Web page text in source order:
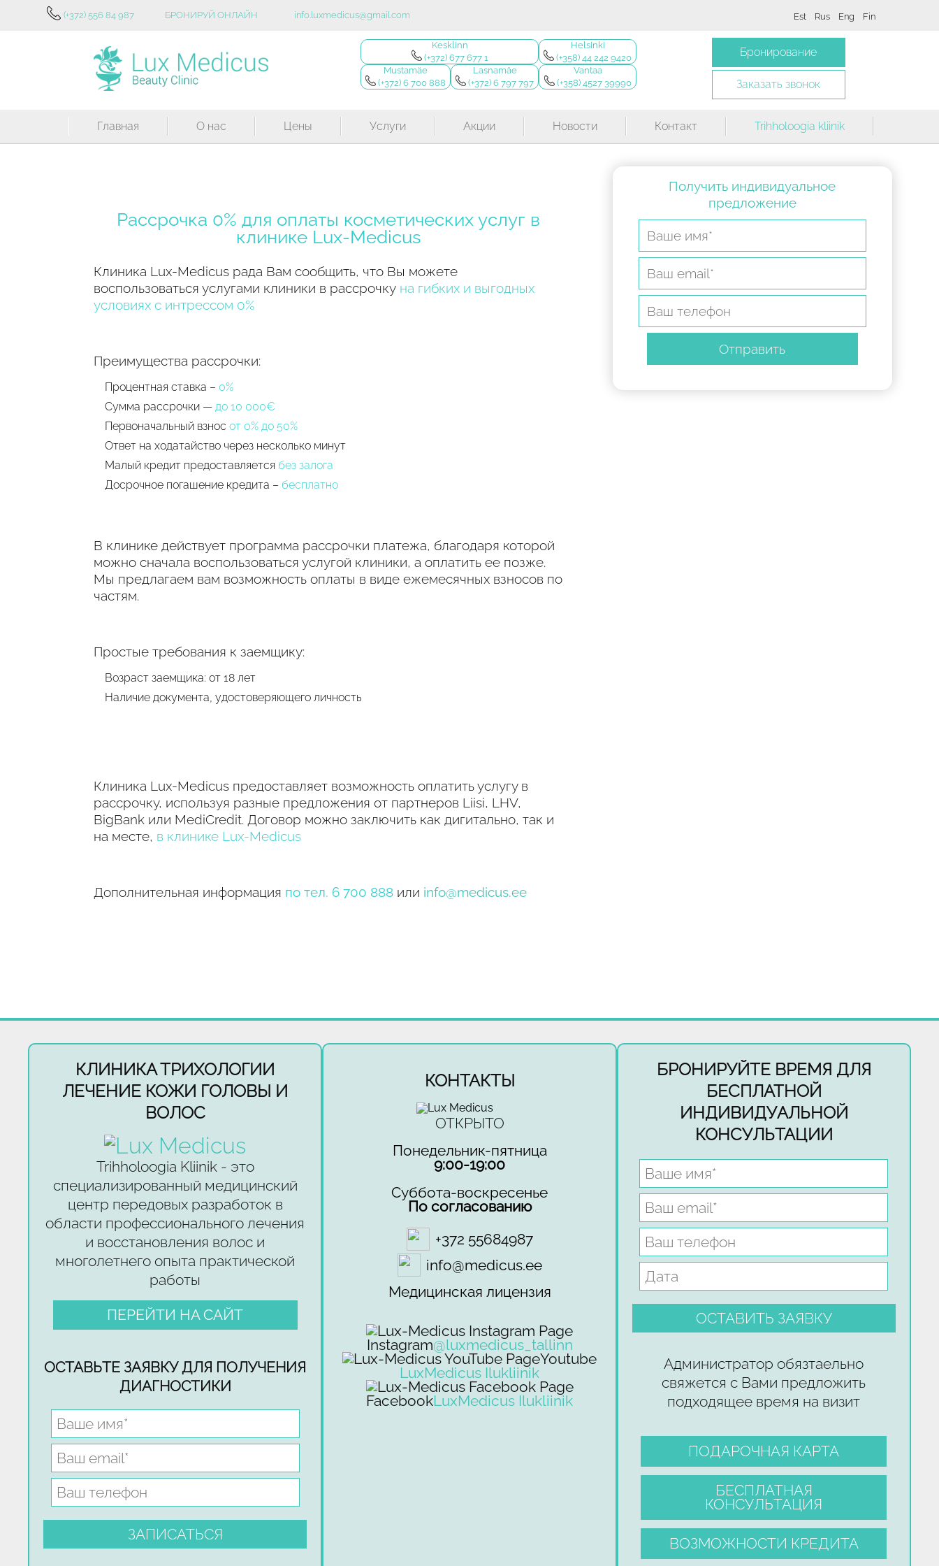
(+372) 556 84 987 БРОНИРУЙ ОНЛАЙН info.luxmedicus@gmail.com Est Rus Eng Fin
Kesklinn
(+372) 677 677 1
Mustamäe
(+372) 6 700 888
Lasnamäe
(+372) 6 797 797
Helsinki
(+358) 44 242 9420
Vantaa
(+358) 4527 39990
Бронирование
Заказать звонок
Главная О нас Цены Услуги Акции Новости Контакт Trihholoogia kliinik
Расcрочка 0% для оплаты косметических услуг в
клинике Lux-Medicus
Клиника Lux-Medicus рада Вам сообщить, что Вы можете
воспользоваться услугами клиники в рассрочку на гибких и выгодных
условиях с интрессом 0%
Преимущества рассрочки:
Процентная ставка – 0%
Сумма рассрочки —до 10 000€
Первоначальный взносот 0% до 50%
Ответ на ходатайство через несколько минут
Малый кредит предоставляется без залога
Досрочное погашение кредита – бесплатно
В клинике действует программа рассрочки платежа, благодаря которой
можно сначала воспользоваться услугой клиники, а оплатить ее позже.
Мы предлагаем вам возможность оплаты в виде ежемесячных взносов по
частям.
Простые требования к заемщику:
Возраст заемщика: от 18 лет
Наличие документа, удостоверяющего личность
Клиника Lux-Medicus предоставляет возможность оплатить услугу в
рассрочку, используя разные предложения от партнеров Liisi, LHV,
BigBank или MediCredit. Договор можно заключить как дигитально, так и
на месте, в клинике Lux-Medicus
Дополнительная информация по тел. 6 700 888 или info@medicus.ee
Получить индивидуальное
предложение
КЛИНИКА ТРИХОЛОГИИ
ЛЕЧЕНИЕ КОЖИ ГОЛОВЫ И
ВОЛОС
Trihholoogia Kliinik - это
специализированный медицинский
центр передовых разработок в
области профессионального лечения
и восстановления волос и
многолетнего опыта практической
работы
ПЕРЕЙТИ НА САЙТ
ОСТАВЬТЕ ЗАЯВКУ ДЛЯ ПОЛУЧЕНИЯ
ДИАГНОСТИКИ
КОНТАКТЫ
ОТКРЫТО
Понедельник-пятница
9:00-19:00
Суббота-воскресенье
По согласованию
+372 55684987
info@medicus.ee
Медицинская лицензия
Instagram@luxmedicus_tallinn
Youtube
LuxMedicus Ilukliinik
FacebookLuxMedicus Ilukliinik
БРОНИРУЙТЕ ВРЕМЯ ДЛЯ
БЕСПЛАТНОЙ
ИНДИВИДУАЛЬНОЙ
КОНСУЛЬТАЦИИ
Администратор обязтаельно
свяжется с Вами предложить
подходящее время на визит
ПОДАРОЧНАЯ КАРТА
БЕСПЛАТНАЯ
КОНСУЛЬТАЦИЯ
ВОЗМОЖНОСТИ КРЕДИТА